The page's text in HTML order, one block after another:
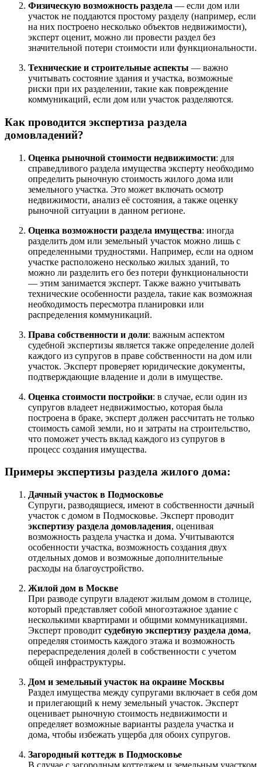
Физическую возможность раздела — если дом или
участок не поддаются простому разделу (например, если
на них построено несколько объектов недвижимости),
эксперт оценит, можно ли провести раздел без
значительной потери стоимости или функциональности.
Технические и строительные аспекты — важно
учитывать состояние здания и участка, возможные
риски при их разделении, такие как повреждение
коммуникаций, если дом или участок разделяются.
Как проводится экспертиза раздела
домовладений?
Оценка рыночной стоимости недвижимости: для
справедливого раздела имущества эксперту необходимо
определить рыночную стоимость жилого дома или
земельного участка. Это может включать осмотр
недвижимости, анализ её состояния, а также оценку
рыночной ситуации в данном регионе.
Оценка возможности раздела имущества: иногда
разделить дом или земельный участок можно лишь с
определенными трудностями. Например, если на одном
участке расположено несколько жилых зданий, то
можно ли разделить его без потери функциональности
— этим занимается эксперт. Также важно учитывать
технические особенности раздела, такие как возможная
необходимость пересмотра планировки или
распределения коммуникаций.
Права собственности и доли: важным аспектом
судебной экспертизы является также определение долей
каждого из супругов в праве собственности на дом или
участок. Эксперт проверяет юридические документы,
подтверждающие владение и доли в имуществе.
Оценка стоимости постройки: в случае, если один из
супругов владеет недвижимостью, которая была
построена в браке, эксперт должен рассчитать не только
стоимость самой земли, но и затраты на строительство,
что поможет учесть вклад каждого из супругов в
процесс создания имущества.
Примеры экспертизы раздела жилого дома:
Дачный участок в Подмосковье
Супруги, разводящиеся, имеют в собственности дачный
участок с домом в Подмосковье. Эксперт проводит
экспертизу раздела домовладения, оценивая
возможность раздела участка и дома. Учитываются
особенности участка, возможность создания двух
отдельных домов и возможные дополнительные
расходы на благоустройство.
Жилой дом в Москве
При разводе супруги владеют жилым домом в столице,
который представляет собой многоэтажное здание с
несколькими квартирами и общими коммуникациями.
Эксперт проводит судебную экспертизу раздела дома,
определяя стоимость каждого этажа и возможность
перераспределения долей в собственности с учетом
общей инфраструктуры.
Дом и земельный участок на окраине Москвы
Раздел имущества между супругами включает в себя дом
и прилегающий к нему земельный участок. Эксперт
оценивает рыночную стоимость недвижимости и
определяет возможные варианты раздела участка и
дома, чтобы избежать ущерба для обоих супругов.
Загородный коттедж в Подмосковье